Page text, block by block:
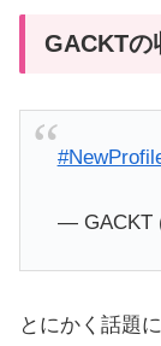
GACKTの
— GACKT
とにかく話題